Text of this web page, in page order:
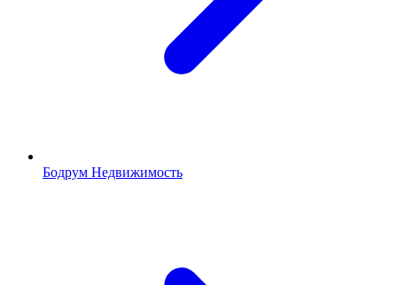
Бодрум Недвижимость